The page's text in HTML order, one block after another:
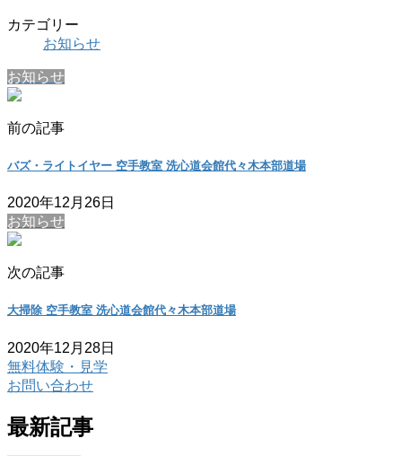
カテゴリー
お知らせ
お知らせ
前の記事
バズ・ライトイヤー 空手教室 洗心道会館代々木本部道場
2020年12月26日
お知らせ
次の記事
大掃除 空手教室 洗心道会館代々木本部道場
2020年12月28日
無料体験・見学
お問い合わせ
最新記事